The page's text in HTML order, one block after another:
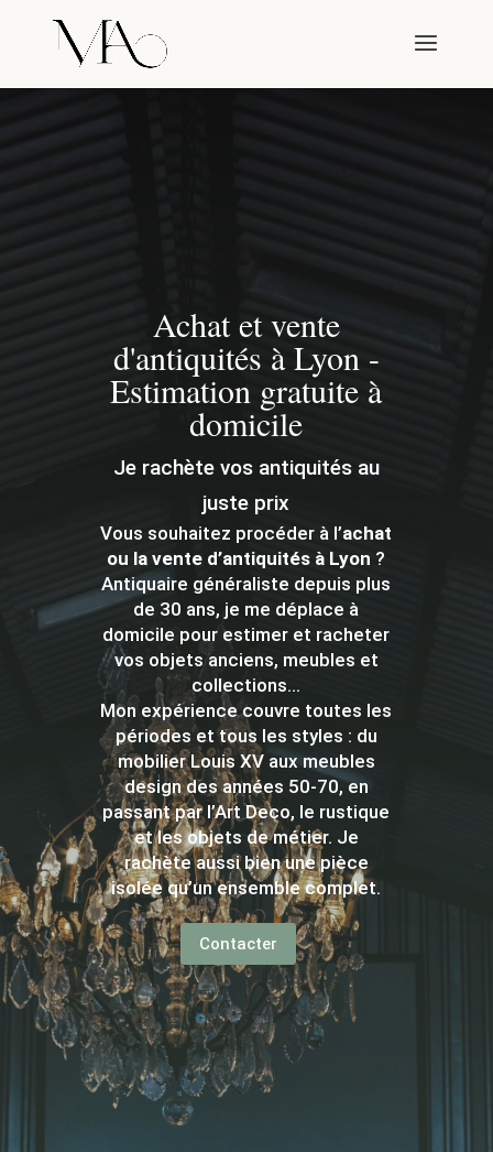
Achat et vente
d'antiquités à Lyon -
Estimation gratuite à
domicile
Je rachète vos antiquités au
juste prix
Vous souhaitez procéder à l’achat
ou la vente d’antiquités à Lyon ?
Antiquaire généraliste depuis plus
de 30 ans, je me déplace à
domicile pour estimer et racheter
vos objets anciens, meubles et
collections…
Mon expérience couvre toutes les
périodes et tous les styles : du
mobilier Louis XV aux meubles
design des années 50-70, en
passant par l’Art Deco, le rustique
et les objets de métier. Je
rachète aussi bien une pièce
isolée qu’un ensemble complet.
Contacter